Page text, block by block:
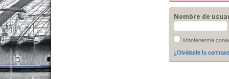
Nombre de
Mantenerme
¿Olvidaste tu